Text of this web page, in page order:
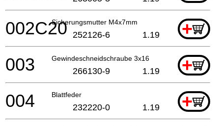
Sicherungsmutter M4x7mm +
002C20 252126-6 1.19
Gewindeschneidschraube 3x16 +
003 266130-9 1.19
Blattfeder +
004 232220-0 1.19